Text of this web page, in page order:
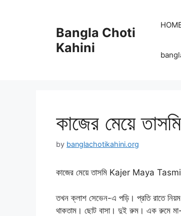
Bangla Choti
Kahini
কাজের মেয়ে
by banglachotikahini.org
কাজের মেয়ে তাসমি Kajer Maya Tasmi
তখন ক্লাশ সেভেন-এ পড়ি। প্রতি রাতে
থাকতাম। ছোট বাসা। দুই রুম। এক রুমে মা-